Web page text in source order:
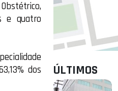
e quatro
dos
ÚLTIMOS